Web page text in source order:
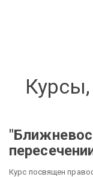
Курс посвящен